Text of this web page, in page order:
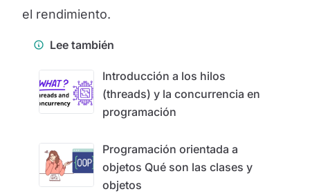
el rendimiento.
Lee también
Introducción a los hilos
(threads) y la concurrencia en
programación
Programación orientada a
objetos Qué son las clases y
objetos